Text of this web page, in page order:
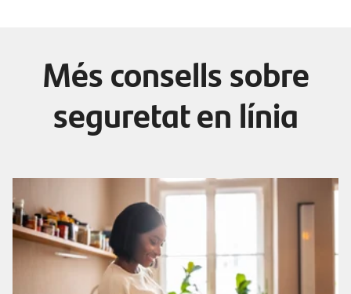
Més consells sobre
seguretat en línia